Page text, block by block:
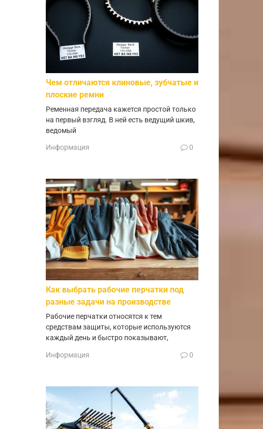
Чем отличаются клиновые, зубчатые и
плоские ремни
Ременная передача кажется простой только
на первый взгляд. В ней есть ведущий шкив,
ведомый
Информация 0
Как выбрать рабочие перчатки под
разные задачи на производстве
Рабочие перчатки относятся к тем
средствам защиты, которые используются
каждый день и быстро показывают,
Информация 0